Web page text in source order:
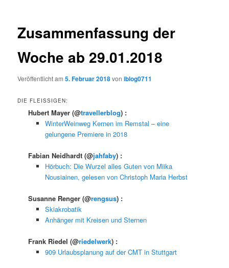
Zusammenfassung der
Woche ab 29.01.2018
Veröffentlicht am5. Februar 2018voniblog0711
DIE FLEISSIGEN:
Hubert Mayer(@travellerblog) :
WinterWeinweg Kernen im Remstal – eine
gelungene Premiere in 2018
Fabian Neidhardt(@jahfaby) :
Hörbuch: Die Wurzel alles Guten von Miika
Nousiainen, gelesen von Christoph Maria Herbst
Susanne Renger(@rengsus) :
Skiakrobatik
Anhänger mit Kreisen und Sternen
Frank Riedel(@riedelwerk) :
909 Urlaubsplanung auf der CMT in Stuttgart